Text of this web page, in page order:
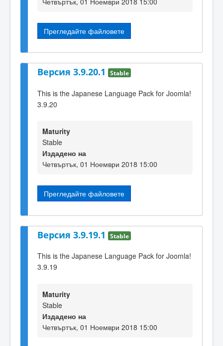
Прегледайте файловете
Версия 3.9.20.1 Stable
This is the Japanese Language Pack for Joomla!
3.9.20
Maturity
Stable
Издадено на
Четвъртък, 01 Ноември 2018 15:00
Прегледайте файловете
Версия 3.9.19.1 Stable
This is the Japanese Language Pack for Joomla!
3.9.19
Maturity
Stable
Издадено на
Четвъртък, 01 Ноември 2018 15:00